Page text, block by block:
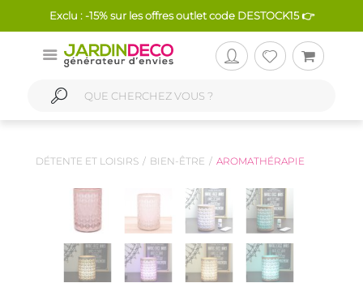
Exclu : -15% sur les offres outlet code DESTOCK15 👉
DÉTENTE ET LOISIRS BIEN-ÊTRE AROMATHÉRAPIE